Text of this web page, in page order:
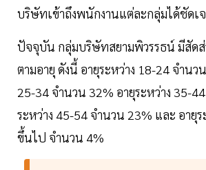
บริษัทเข้าถึงพนักงานแต่ละกลุ่มได้ชัดเ
ปัจจุบัน กลุ่มบริษัทสยามพิวรรธน์ มีสัด
ตามอายุ ดังนี้ อายุระหว่าง 18-24 จำนว
25-34 จำนวน 32% อายุระหว่าง 35-
ระหว่าง 45-54 จำนวน 23% และ อายุร
ขึ้นไป จำนวน 4%